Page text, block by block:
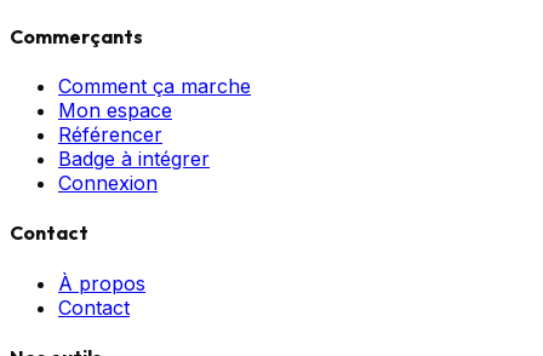
Commerçants
Comment ça marche
Mon espace
Référencer
Badge à intégrer
Connexion
Contact
À propos
Contact